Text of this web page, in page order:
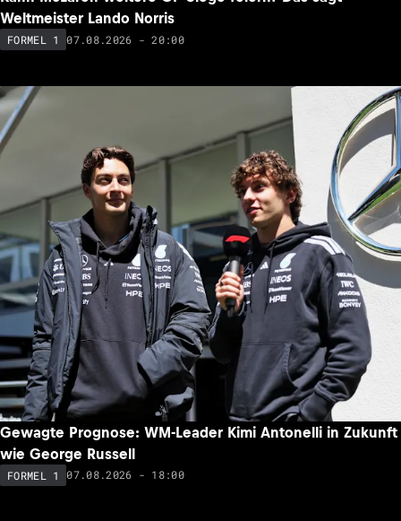
Weltmeister Lando Norris
FORMEL 1 07.08.2026 - 20:00
Gewagte Prognose: WM-Leader Kimi Antonelli in Zukunft
wie George Russell
FORMEL 1 07.08.2026 - 18:00